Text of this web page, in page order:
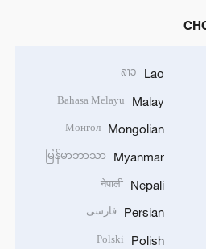
Lao
ລາວ
Malay
Bahasa Melayu
Mongolian
Монгол
Myanmar
မြန်မာဘာသာ
Nepali
नेपाली
Persian فارسی
Polish
Polski